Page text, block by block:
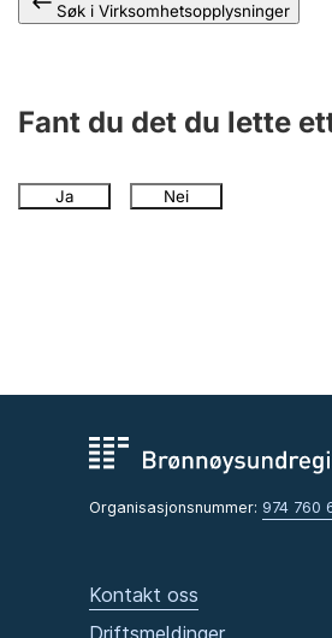
Offentlig sektor
Andre tema
Søk i Virksomhetsopplysninger
Fant du det du lette
Ja Nei
Organisasjonsnummer: 974 760
Kontakt oss